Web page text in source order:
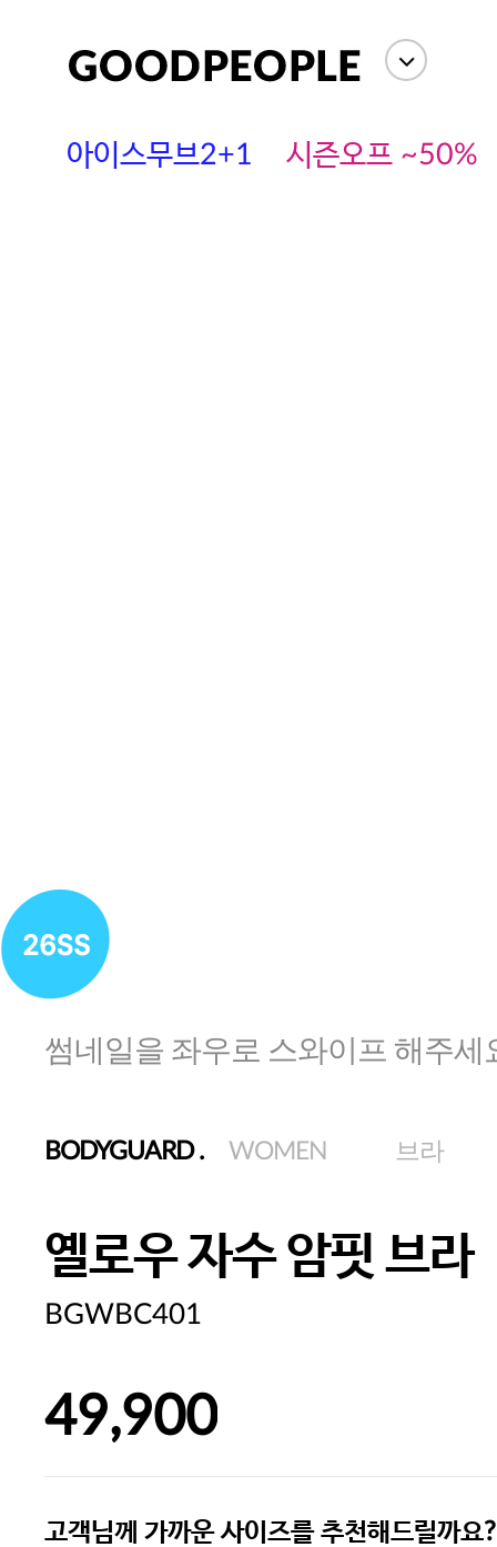
아이스무브2+1 시즌오프 ~50%
썸네일을 좌우로 스와이프 해주세
BODYGUARD. WOMEN 브라
옐로우 자수 암핏 브라
BGWBC401
49,900
고객님께 가까운 사이즈를 추천해드릴까요?